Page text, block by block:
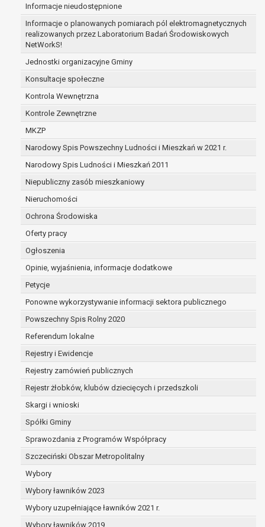
Informacje nieudostępnione
Informacje o planowanych pomiarach pól elektromagnetycznych
realizowanych przez Laboratorium Badań Środowiskowych
NetWorkS!
Jednostki organizacyjne Gminy
Konsultacje społeczne
Kontrola Wewnętrzna
Kontrole Zewnętrzne
MKZP
Narodowy Spis Powszechny Ludności i Mieszkań w 2021 r.
Narodowy Spis Ludności i Mieszkań 2011
Niepubliczny zasób mieszkaniowy
Nieruchomości
Ochrona Środowiska
Oferty pracy
Ogłoszenia
Opinie, wyjaśnienia, informacje dodatkowe
Petycje
Ponowne wykorzystywanie informacji sektora publicznego
Powszechny Spis Rolny 2020
Referendum lokalne
Rejestry i Ewidencje
Rejestry zamówień publicznych
Rejestr żłobków, klubów dziecięcych i przedszkoli
Skargi i wnioski
Spółki Gminy
Sprawozdania z Programów Współpracy
Szczeciński Obszar Metropolitalny
Wybory
Wybory ławników 2023
Wybory uzupełniające ławników 2021 r.
Wybory ławników 2019
podstawie art. 18 RODO, w przypadku gdy:
osoba, której dane dotyczą kwestionuje
osobowych – na okres pozwalający
przetwarzanie danych jest niezgodne z
dotyczą, sprzeciwia się usunięciu danych,
ograniczenia,
administrator nie potrzebuje już danych dla
której dane dotyczą, potrzebuje ich do
roszczeń,
osoba, której dane dotyczą, wniosła
danych - do czasu ustalenia czy prawnie
stronie administratora są nadrzędne wobec
prawo do przenoszenia danych na podstawie art.
łącznie spełnione są następujące przesłanki:
osobą, której dane dotyczą lub na
przetwarzanie odbywa się w sposób
wobec przetwarzania danych osobowych, którego
interesie publicznym lub w ramach
powierzonej administratorowi bądź
niezbędność przetwarzania do celów
stronę trzecią.
Z przyczyn związanych z Pani/Pana szczególną
sprzeciwu, administrator nie może już przetwarzać
chyba że wykaże on istnienie ważnych prawnie
przetwarzania, nadrzędnych wobec interesów,
dane dotyczą, lub podstaw do ustalenia,
W przypadku gdy przetwarzanie danych osobowych
osoby na przetwarzanie danych osobowych (art. 6 ust. 1
wpływu na zgodność przetwarzania, którego dokonano
cofnięciem.
Przysługuje Pani/Panu prawo wniesienia skargi do
z prawem przetwarzanie Pani/Pana danych osobowych